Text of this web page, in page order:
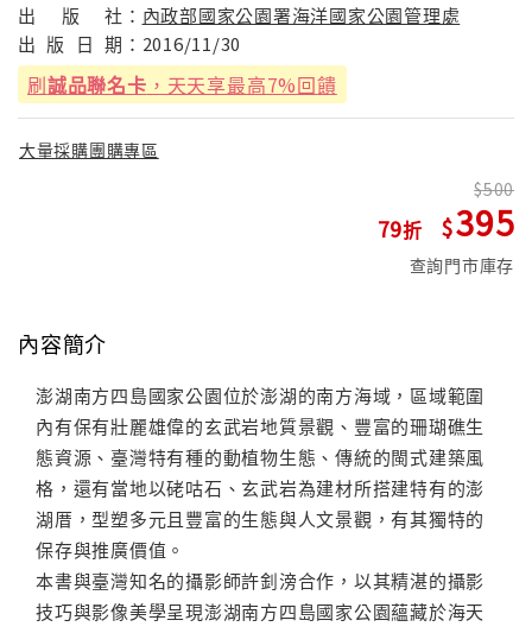
出
版 社： 內政部國家公園署海洋國家公園管理處
出 版 日 期： 2016/11/30
刷誠品聯名卡 ，天天享最高7%回饋
大量採購團購專區
79
500
395
查詢門市庫存
內容簡介
澎湖南方四島國家公園位於澎湖的南方海域，區域範圍
內有保有壯麗雄偉的玄武岩地質景觀、豐富的珊瑚礁生
態資源、臺灣特有種的動植物生態、傳統的閩式建築風
格，還有當地以硓咕石、玄武岩為建材所搭建特有的澎
湖厝，型塑多元且豐富的生態與人文景觀，有其獨特的
保存與推廣價值。
本書與臺灣知名的攝影師許釗滂合作，以其精湛的攝影
技巧與影像美學呈現澎湖南方四島國家公園蘊藏於海天